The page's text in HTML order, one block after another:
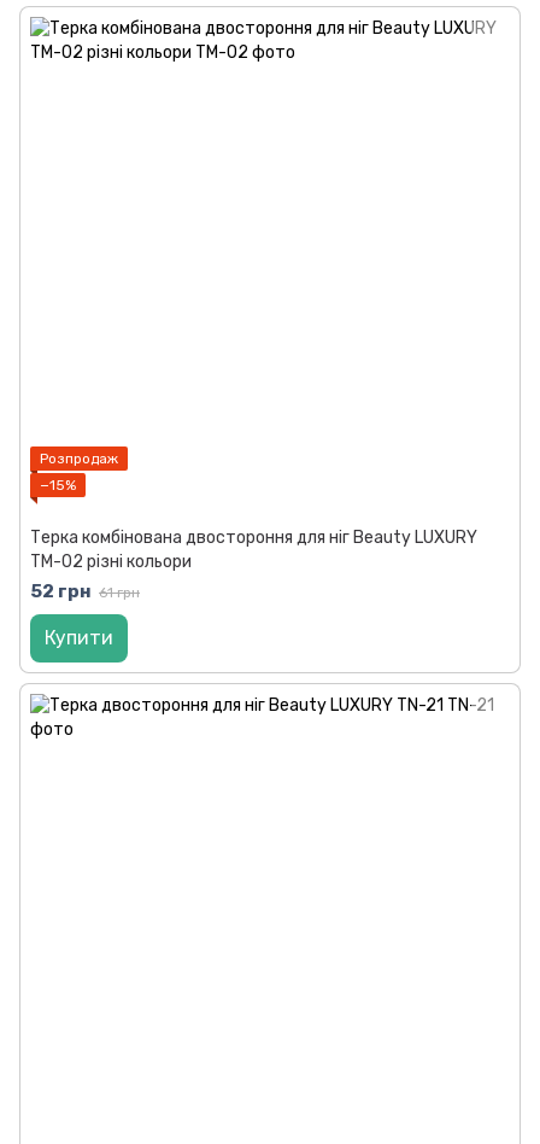
Розпродаж
−15%
Терка комбінована двостороння для ніг Beauty LUXURY
TM-02 різні кольори
52 грн 61 грн
Купити